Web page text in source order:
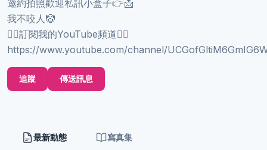
邀約拍照歡迎私訊小盒子👉📩
我不咬人🤡
👇🏻訂閱我的YouTube頻道👇🏻
https://www.youtube.com/channel/
追蹤 傳送訊息
最新動態 寫真集